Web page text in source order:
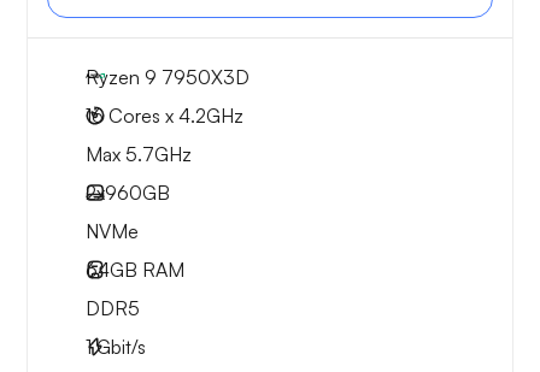
Ryzen 9 7950X3D
16 Cores x 4.2GHz
Max 5.7GHz
2x960GB
NVMe
64GB RAM
DDR5
1Gbit/s